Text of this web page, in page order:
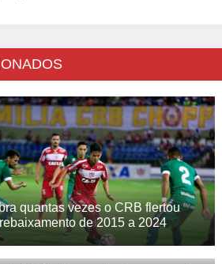
quantas vezes o CRB flertou
de 2015 a 2024